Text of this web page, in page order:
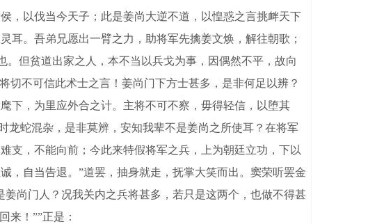
，以伐当今天子；此是姜尚大逆不道，以惶惑之言挑衅天下
。吾弟兄愿出一臂之力，助将军先擒姜文焕，解往朝歌；
但贫道出家之人，本不当以兵戈为事，因偶然不平，故向
切不可信此术士之言！姜尚门下方士甚多，是非何足以辨？
下，为里应外合之计。主将不可不察，毋得轻信，以堕其
龙蛇混杂，是非莫辨，安知我辈不是姜尚之所使耳？在将军
支，不能向前；今此来特假将军之兵，上为朝廷立功，下以
，自当告退。”道罢，抽身就走，抚掌大笑而出。窦荣听罢金
尚门人？况我关内之兵将甚多，若只是这两个，也做不得甚
来！””正是：